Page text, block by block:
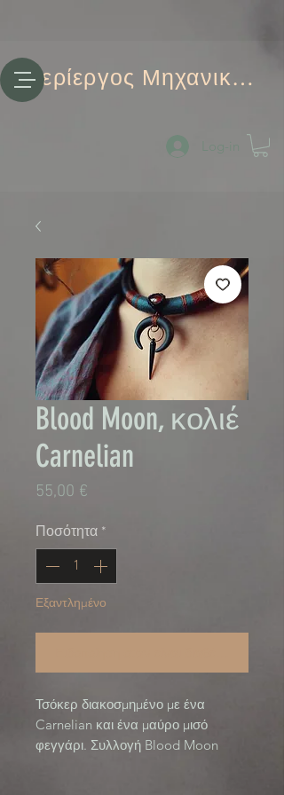
Περίεργος Μηχανικός
Log-in
Blood Moon, κολιέ
Carnelian
55,00 €
Ποσότητα *
Εξαντλημένο
Τσόκερ διακοσμημένο με ένα
Carnelian και ένα μαύρο μισό
φεγγάρι. Συλλογή Blood Moon